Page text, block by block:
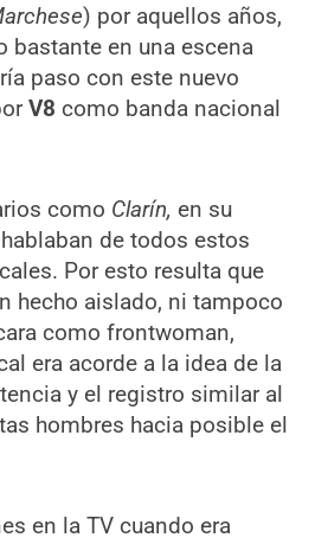
) por aquellos años,
bastante en una escena
paso con este nuevo
V8 como banda nacional
como Clarín, en su
de todos estos
Por esto resulta que
hecho aislado, ni tampoco
como frontwoman,
era acorde a la idea de la
y el registro similar al
hombres hacia posible el
en la TV cuando era